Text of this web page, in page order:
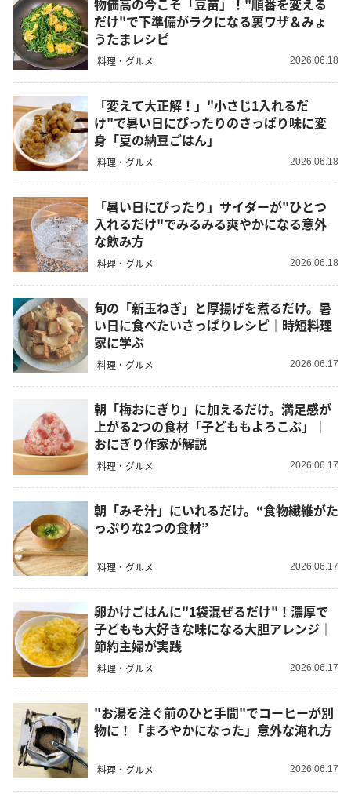
だけ"で下準備がラクになる裏ワザ＆みょ
うたまレシピ
料理・グルメ 2026.06.18
「変えて大正解！」"小さじ1入れるだ
け"で暑い日にぴったりのさっぱり味に変
身「夏の納豆ごはん」
料理・グルメ 2026.06.18
「暑い日にぴったり」サイダーが"ひとつ
入れるだけ"でみるみる爽やかになる意外
な飲み方
料理・グルメ 2026.06.18
旬の「新玉ねぎ」と厚揚げを煮るだけ。暑
い日に食べたいさっぱりレシピ｜時短料理
家に学ぶ
料理・グルメ 2026.06.17
朝「梅おにぎり」に加えるだけ。満足感が
上がる2つの食材「子どももよろこぶ」｜
おにぎり作家が解説
料理・グルメ 2026.06.17
朝「みそ汁」にいれるだけ。“食物繊維がた
っぷりな2つの食材”
料理・グルメ 2026.06.17
卵かけごはんに"1袋混ぜるだけ"！濃厚で
子どもも大好きな味になる大胆アレンジ｜
節約主婦が実践
料理・グルメ 2026.06.17
"お湯を注ぐ前のひと手間"でコーヒーが別
物に！「まろやかになった」意外な淹れ方
料理・グルメ 2026.06.17